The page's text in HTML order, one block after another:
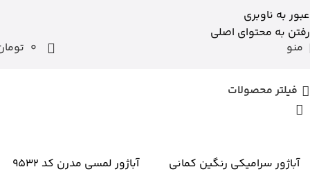
عبور به ناوبری
رفتن به محتوای اصلی
منو
0
0
فیلتر محصولات
آباژور سرامیکی رنگین کمانی
آباژور لمسی مدرن کد ۹۵۳۲
برای وارد شدن به کانال بله نومان گلیک کنید